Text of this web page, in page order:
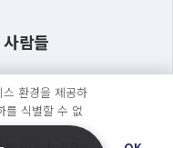
람들
.
하겠습니다.
환경을 제공하
를 식별할 수 없